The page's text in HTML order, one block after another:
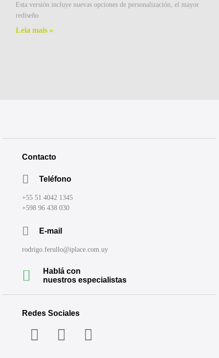
Esta versión incluye nuevas opciones de personalización, el mayor
rediseño
Leia mais »
Contacto
Teléfono
+55 51 4042 1345
+598 96 438 030
E-mail
rodrigo.ferullo@iplace.com.uy
Hablá con
nuestros especialistas
Redes Sociales